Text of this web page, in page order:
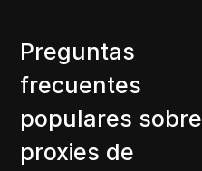
Preguntas
frecuentes
populares sobre
proxies de